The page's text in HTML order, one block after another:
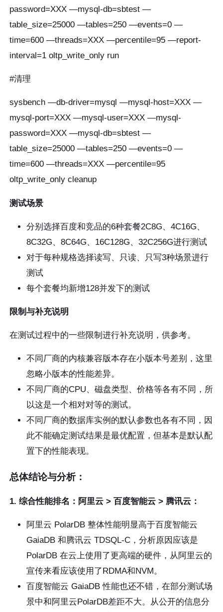
password=XXX —mysql-db=sbtest —
table_size=25000 —tables=250 —events=0 —
time=600 —threads=XXX —percentile=95 —report-
interval=1 oltp_write_only run
#清理
sysbench —db-driver=mysql —mysql-host=XXX —
mysql-port=XXX —mysql-user=XXX —mysql-
password=XXX —mysql-db=sbtest —
table_size=25000 —tables=250 —events=0 —
time=600 —threads=XXX —percentile=95
oltp_write_only cleanup
测试场景
分别选择百度和竞品的6种套餐2C8G、4C16G、
8C32G、8C64G、16C128G、32C256G进行测试
对于每种规格选择读写、只读、只写3种场景进行
测试
每个套餐均新增128并发下的测试
限制与补充说明
在测试过程中的一些限制进行补充说明，供参考。
不同厂商的内核兼容版本存在小版本号差别，这里
忽略小版本的性能差异。
不同厂商的CPU、磁盘类型、价格等各有不同，所
以这是一个相对对等的测试。
不同厂商的数据库实例的默认参数也各有不同，因
此不能确定测试结果是最优配置，但基本是默认配
置下的性能表现。
总体结论与分析：
1. 综合性能排名：阿里云 > 百度智能云 > 腾讯云：
阿里云 PolarDB 整体性能明显高于百度智能云
GaiaDB 和腾讯云 TDSQL-C，分析原因应该是
PolarDB 在云上使用了更高端的硬件，从阿里云的
宣传来看应该使用了RDMA和NVM。
百度智能云 GaiaDB 性能也还不错，在部分测试场
景中和阿里云PolarDB差距不大。从公开的信息分